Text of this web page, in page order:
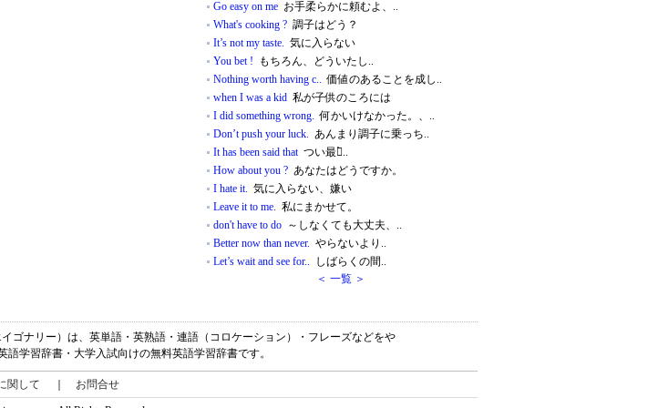
Go easy on me お手柔らかに頼むよ、..
What's cooking ? 調子はどう？
It’s not my taste. 気に入らない
You bet ! もちろん、どういたし..
Nothing worth having c.. 価値のあることを成し..
when I was a kid 私が子供のころには
I did something wrong. 何かいけなかった。、..
Don’t push your luck. あんまり調子に乗っち..
It has been said thatつい最近̀..
How about you ? あなたはどうですか。
I hate it. 気に入らない、嫌い
Leave it to me. 私にまかせて。
don't have to do ～しなくても大丈夫、..
Better now than never. やらないより..
Let’s wait and see for.. しばらくの間..
＜ 一覧 ＞
ゴナリー）は、英単語・英熟語・連語（コロケーション）・フレーズなどをや
語学習辞書・大学入試向けの無料英語学習辞書です。
関して お問合せ